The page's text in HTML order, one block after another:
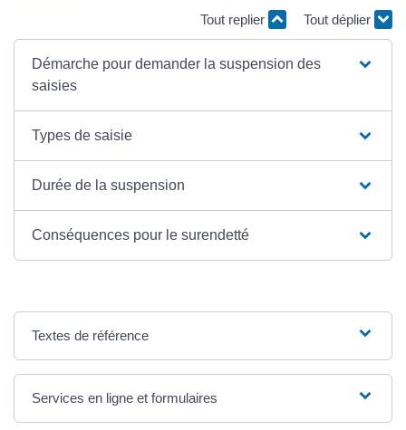
Tout replier
Tout déplier
Démarche pour demander la suspension des
saisies
Types de saisie
Durée de la suspension
Conséquences pour le surendetté
Textes de référence
Services en ligne et formulaires